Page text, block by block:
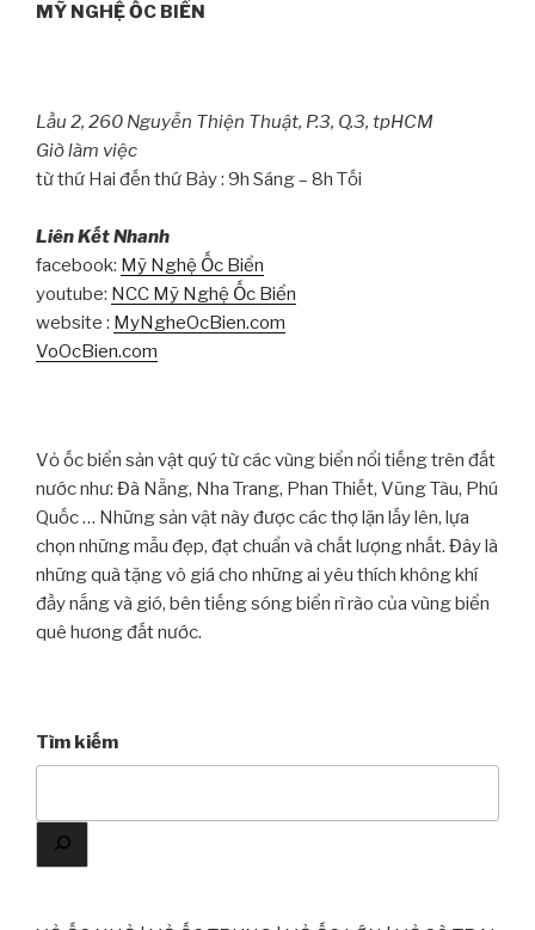
MỸ NGHỆ ỐC BIỂN
Lầu 2, 260 Nguyễn Thiện Thuật, P.3, Q.3, tpHCM
Giờ làm việc
từ thứ Hai đến thứ Bảy : 9h Sáng – 8h Tối
Liên Kết Nhanh
facebook: Mỹ Nghệ Ốc Biển
youtube: NCC Mỹ Nghệ Ốc Biển
website : MyNgheOcBien.com
VoOcBien.com
Vỏ ốc biển sản vật quý từ các vùng biển nổi tiếng trên đất
nước như: Đà Nẵng, Nha Trang, Phan Thiết, Vũng Tàu, Phú
Quốc … Những sản vật này được các thợ lặn lấy lên, lựa
chọn những mẫu đẹp, đạt chuẩn và chất lượng nhất. Đây là
những quà tặng vô giá cho những ai yêu thích không khí
đầy nắng và gió, bên tiếng sóng biển rì rào của vùng biển
quê hương đất nước.
Tìm kiếm